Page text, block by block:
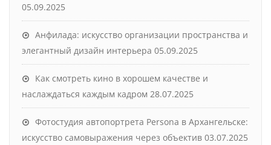
05.09.2025
Анфилада: искусство организации пространства и
элегантный дизайн интерьера 05.09.2025
Как смотреть кино в хорошем качестве и
наслаждаться каждым кадром 28.07.2025
Фотостудия автопортрета Persona в Архангельске:
искусство самовыражения через объектив 03.07.2025